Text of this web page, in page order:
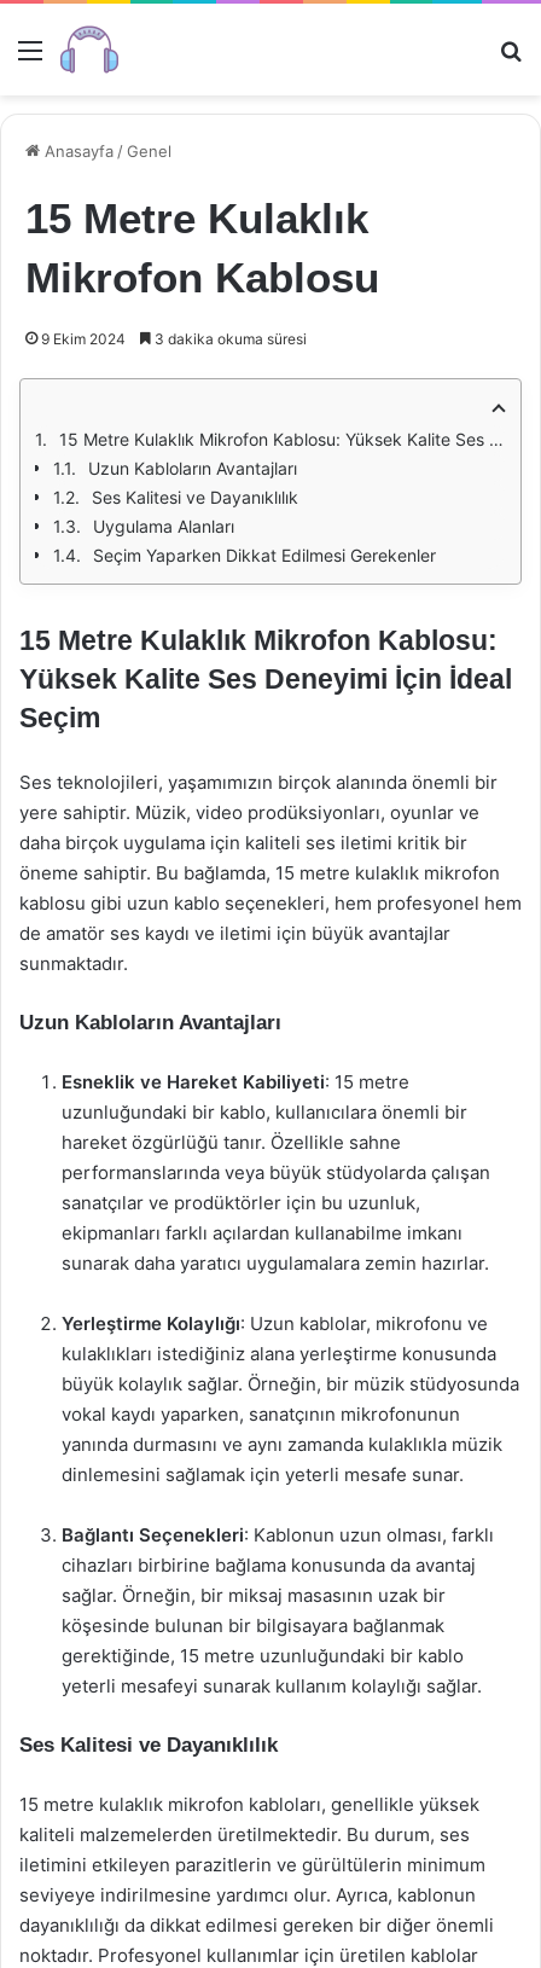
Menü
Anasayfa /Genel
15 Metre Kulaklık
Mikrofon Kablosu
9 Ekim 2024 3 dakika okuma süresi
15 Metre Kulaklık Mikrofon Kablosu: Yüksek Kalite Ses Deneyimi İçin İdeal Seçim
Uzun Kabloların Avantajları
Ses Kalitesi ve Dayanıklılık
Uygulama Alanları
Seçim Yaparken Dikkat Edilmesi Gerekenler
15 Metre Kulaklık Mikrofon Kablosu:
Yüksek Kalite Ses Deneyimi İçin İdeal
Seçim
Ses teknolojileri, yaşamımızın birçok alanında önemli bir
yere sahiptir. Müzik, video prodüksiyonları, oyunlar ve
daha birçok uygulama için kaliteli ses iletimi kritik bir
öneme sahiptir. Bu bağlamda, 15 metre kulaklık mikrofon
kablosu gibi uzun kablo seçenekleri, hem profesyonel hem
de amatör ses kaydı ve iletimi için büyük avantajlar
sunmaktadır.
Uzun Kabloların Avantajları
Esneklik ve Hareket Kabiliyeti: 15 metre
uzunluğundaki bir kablo, kullanıcılara önemli bir
hareket özgürlüğü tanır. Özellikle sahne
performanslarında veya büyük stüdyolarda çalışan
sanatçılar ve prodüktörler için bu uzunluk,
ekipmanları farklı açılardan kullanabilme imkanı
sunarak daha yaratıcı uygulamalara zemin hazırlar.
Yerleştirme Kolaylığı: Uzun kablolar, mikrofonu ve
kulaklıkları istediğiniz alana yerleştirme konusunda
büyük kolaylık sağlar. Örneğin, bir müzik stüdyosunda
vokal kaydı yaparken, sanatçının mikrofonunun
yanında durmasını ve aynı zamanda kulaklıkla müzik
dinlemesini sağlamak için yeterli mesafe sunar.
Bağlantı Seçenekleri: Kablonun uzun olması, farklı
cihazları birbirine bağlama konusunda da avantaj
sağlar. Örneğin, bir miksaj masasının uzak bir
köşesinde bulunan bir bilgisayara bağlanmak
gerektiğinde, 15 metre uzunluğundaki bir kablo
yeterli mesafeyi sunarak kullanım kolaylığı sağlar.
Ses Kalitesi ve Dayanıklılık
15 metre kulaklık mikrofon kabloları, genellikle yüksek
kaliteli malzemelerden üretilmektedir. Bu durum, ses
iletimini etkileyen parazitlerin ve gürültülerin minimum
seviyeye indirilmesine yardımcı olur. Ayrıca, kablonun
dayanıklılığı da dikkat edilmesi gereken bir diğer önemli
noktadır. Profesyonel kullanımlar için üretilen kablolar